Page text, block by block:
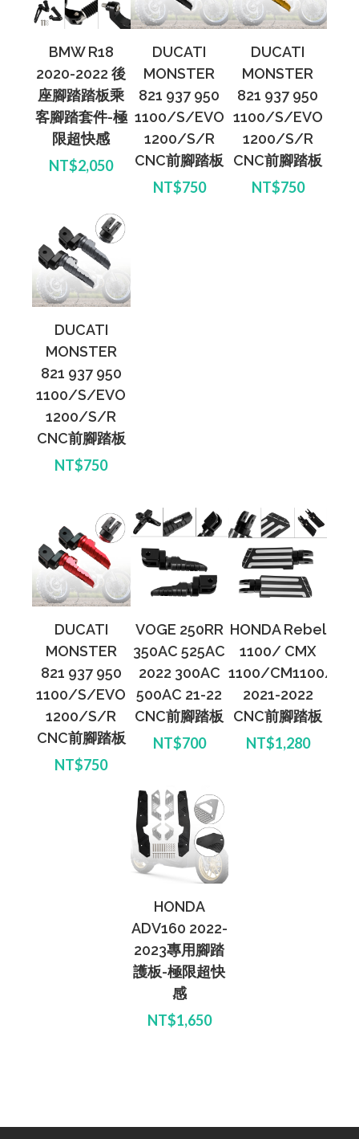
BMW R18
2020-2022 後
座腳踏踏板乘
客腳踏套件-極
限超快感
NT$2,050
DUCATI
MONSTER
821 937 950
1100/S/EVO
1200/S/R
CNC前腳踏板
NT$750
DUCATI
MONSTER
821 937 950
1100/S/EVO
1200/S/R
CNC前腳踏板
NT$750
DUCATI
MONSTER
821 937 950
1100/S/EVO
1200/S/R
CNC前腳踏板
NT$750
DUCATI
MONSTER
821 937 950
1100/S/EVO
1200/S/R
CNC前腳踏板
NT$750
VOGE 250RR
350AC 525AC
2022 300AC
500AC 21-22
CNC前腳踏板
NT$700
HONDA Rebel
1100/ CMX
1100/CM1100/
2021-2022
CNC前腳踏板
NT$1,280
HONDA
ADV160 2022-
2023專用腳踏
護板-極限超快
感
NT$1,650